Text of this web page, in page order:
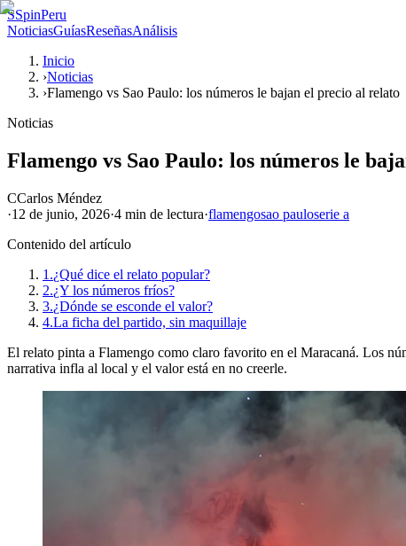
SSpinPeru
NoticiasGuíasReseñasAnálisis
Inicio
›Noticias
›Flamengo vs Sao Paulo: los números le bajan el precio al relato
Noticias
Flamengo vs Sao Paulo: los números le
CCarlos Méndez
·12 de junio, 2026·4 min de lectura·flamengosao pauloserie a
Contenido del artículo
1.¿Qué dice el relato popular?
2.¿Y los números fríos?
3.¿Dónde se esconde el valor?
4.La ficha del partido, sin maquillaje
El relato pinta a Flamengo como claro favorito en el Maracaná. Los
narrativa infla al local y el valor está en no creerle.